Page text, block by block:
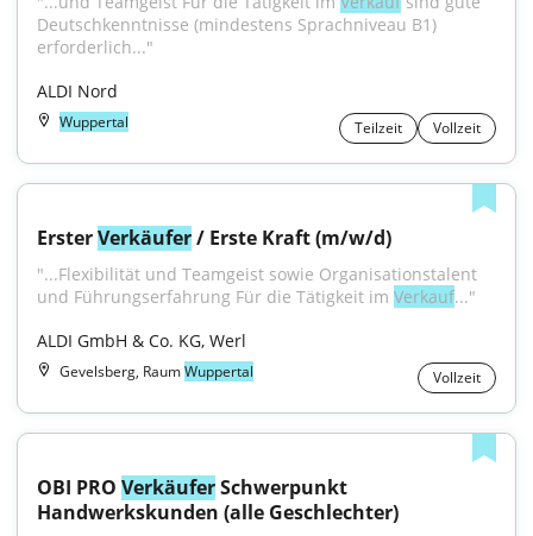
Deutschkenntnisse (mindestens Sprachniveau B1)
erforderlich..."
ALDI Nord
Wuppertal Teilzeit Vollzeit
Erster Verkäufer / Erste Kraft (m/w/d)
"...Flexibilität und Teamgeist sowie Organisationstalent
und Führungserfahrung Für die Tätigkeit im Verkauf..."
ALDI GmbH & Co. KG, Werl
Gevelsberg, RaumWuppertal Vollzeit
OBI PRO Verkäufer Schwerpunkt
Handwerkskunden (alle Geschlechter)